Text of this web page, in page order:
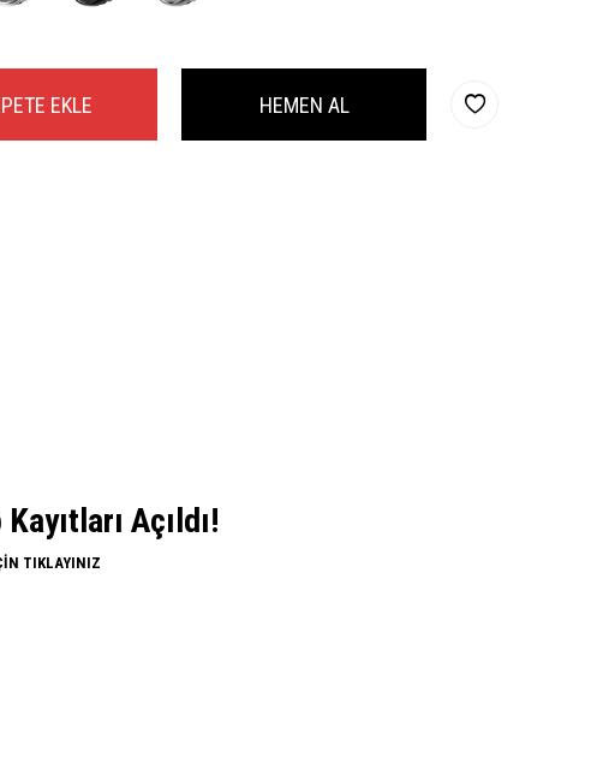
EKLE HEMEN AL
Açıldı!
TIKLAYINIZ